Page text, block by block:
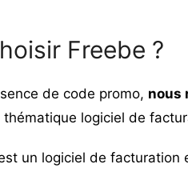
Freebe ?
de code promo, nous
thématique logiciel de
un logiciel de